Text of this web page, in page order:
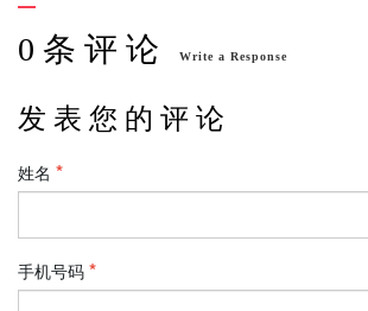
0 条 评 论 Write a Response
发 表 您 的 评 论
姓名
手机号码